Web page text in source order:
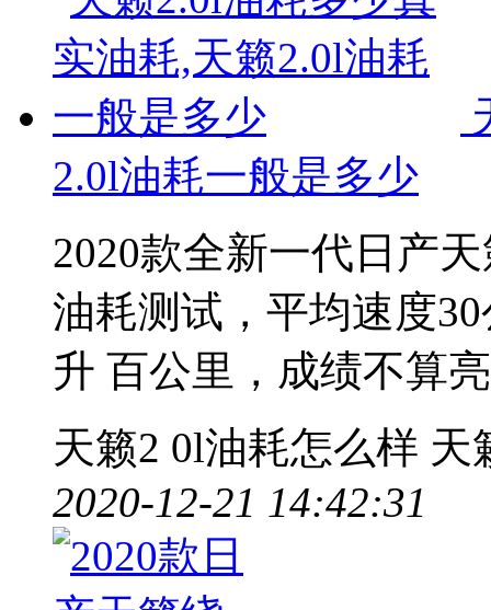
2.0l油耗一般是多少
2020款全新一代日产
油耗测试，平均速度
升 百公里，成绩不算
天籁2 0l油耗怎么样 天
2020-12-21 14:42:31